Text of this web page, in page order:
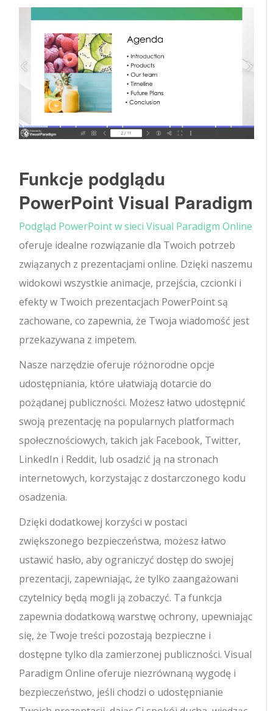
Funkcje podglądu
PowerPoint Visual Paradigm
Podgląd PowerPoint w sieci Visual Paradigm Online
oferuje idealne rozwiązanie dla Twoich potrzeb
związanych z prezentacjami online. Dzięki naszemu
widokowi wszystkie animacje, przejścia, czcionki i
efekty w Twoich prezentacjach PowerPoint są
zachowane, co zapewnia, że Twoja wiadomość jest
przekazywana z impetem.
Nasze narzędzie oferuje różnorodne opcje
udostępniania, które ułatwiają dotarcie do
pożądanej publiczności. Możesz łatwo udostępnić
swoją prezentację na popularnych platformach
społecznościowych, takich jak Facebook, Twitter,
LinkedIn i Reddit, lub osadzić ją na stronach
internetowych, korzystając z dostarczonego kodu
osadzenia.
Dzięki dodatkowej korzyści w postaci
zwiększonego bezpieczeństwa, możesz łatwo
ustawić hasło, aby ograniczyć dostęp do swojej
prezentacji, zapewniając, że tylko zaangażowani
czytelnicy będą mogli ją zobaczyć. Ta funkcja
zapewnia dodatkową warstwę ochrony, upewniając
się, że Twoje treści pozostają bezpieczne i
dostępne tylko dla zamierzonej publiczności. Visual
Paradigm Online oferuje niezrównaną wygodę i
bezpieczeństwo, jeśli chodzi o udostępnianie